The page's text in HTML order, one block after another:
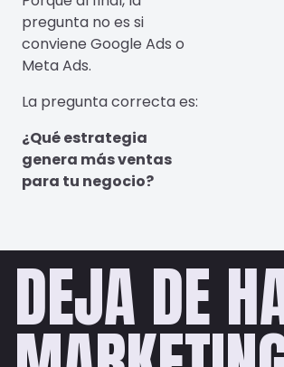
pregunta no es si
conviene Google Ads o
Meta Ads.
La pregunta correcta es:
¿Qué estrategia
genera más ventas
para tu negocio?
DEJA DE